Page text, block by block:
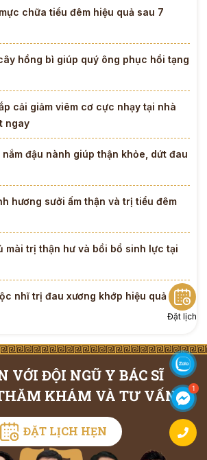
chữa tiểu đêm hiệu quả sau 7
hồng bì giúp quý ông phục hồi tạng
cải giảm viêm cơ cực nhạy tại nhà
ngay
nắm đậu nành giúp thận khỏe, dứt đau
hương sưởi ấm thận và trị tiểu đêm
mài trị thận hư và bồi bổ sinh lực tại
nhĩ trị đau xương khớp hiệu quả
VỚI ĐỘI NGŨ Y BÁC SĨ
KHÁM VÀ TƯ VẤN
ĐẶT LỊCH HẸN
Đặt lịch